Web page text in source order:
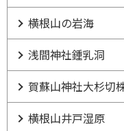
横根山の岩海
浅間神社鍾乳洞
賀蘇山神社大杉切
横根山井戸湿原